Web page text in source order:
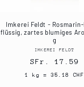
Imkerei Feldt -
flüssig, zartes blumiges
g
IMKEREI FELDT
Normaler
Preis
SFr. 17.59
1 kg = 35.18 CHF